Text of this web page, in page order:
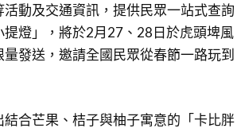
動及交通資訊，提供民眾一站式查詢
燈」，將於2月27、28日於虎頭埤風
發送，邀請全國民眾從春節一路玩到
合芒果、桔子與柚子寓意的「卡比胖